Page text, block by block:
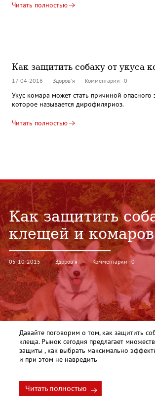
Читать полностью
Как защитить собаку от укуса
17-04-2016 Здоров'я Комментарии - 0
Укус комара может стать причиной опасного
которое называется дирофиляриоз.
Читать полностью
Как защитить
клещей и комаров
05-10-2015 Здоров'я Комментарии - 0
Давайте поговорим о том, как защитить
клеща. Рынок сегодня предлагает
защиты , как выбрать максимально
и при этом не навредить
Читать полностью